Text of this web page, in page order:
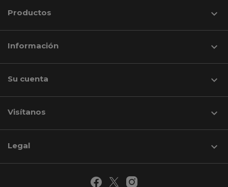
Productos 
Información 
Su cuenta 
Visítanos keyboard_arrow_down
Legal 